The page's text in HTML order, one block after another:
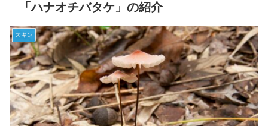
「ハナオチバタケ」の紹介
スキン